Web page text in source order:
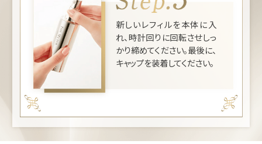
新しいレフィルを本体に入
れ、時計回りに回転させしっ
かり締めてください。最後に、
キャップを装着してください。